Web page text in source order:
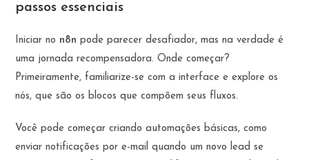
passos essenciais
Iniciar no n8n pode parecer desafiador, mas na verdade é
uma jornada recompensadora. Onde começar?
Primeiramente, familiarize-se com a interface e explore os
nós, que são os blocos que compõem seus fluxos.
Você pode começar criando automações básicas, como
enviar notificações por e-mail quando um novo lead se